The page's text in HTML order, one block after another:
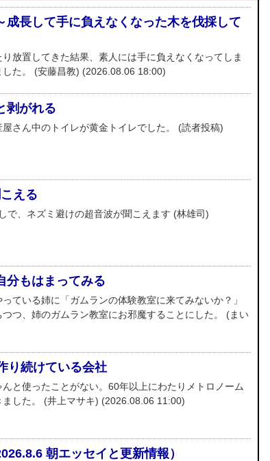
成長して手に負えなくなった木を伐採して
放置してきた結果、素人には手に負えなくなってしま
た。 (安藤昌教) (2026.08.06 18:00)
剥がれる
さん中のトイレが黄金トイレでした。 (読者投稿)
える
で、ネズミ避けの超音波が聞こえます (林雄司)
分もはまってみる
ている姉に「ガムランの体験教室に来てみないか？」
つ、姉のガムラン教室にお邪魔することにした。 (まい
り続けている会社
と使ったことがない。60年以上にわたりメトロノーム
した。 (井上マサキ) (2026.08.06 11:00)
朝エッセイと更新情報）